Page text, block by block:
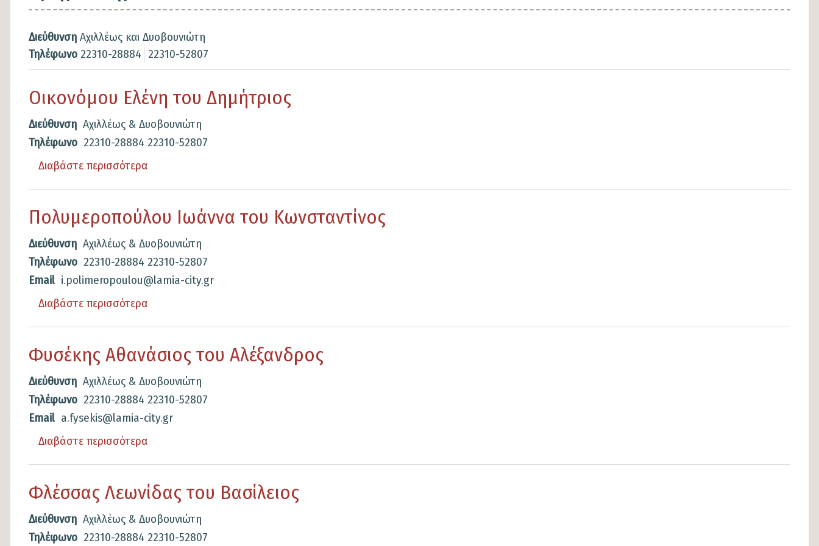
Διεύθυνση Αχιλλέως και Δυοβουνιώτη
Τηλέφωνο 22310-28884 22310-52807
Οικονόμου Ελένη του Δημήτριος
Διεύθυνση Αχιλλέως & Δυοβουνιώτη
Τηλέφωνο 22310-28884 22310-52807
Διαβάστε περισσότερα
Ελένη
του
Δημήτριος
Πολυμεροπούλου Ιωάννα του Κωνσταντίνος
Διεύθυνση Αχιλλέως & Δυοβουνιώτη
Τηλέφωνο 22310-28884 22310-52807
Email i.polimeropoulou@lamia-city.gr
Διαβάστε περισσότερα
Ιωάννα
του
Κωνσταντίνος
Φυσέκης Αθανάσιος του Αλέξανδρος
Διεύθυνση Αχιλλέως & Δυοβουνιώτη
Τηλέφωνο 22310-28884 22310-52807
Email a.fysekis@lamia-city.gr
Διαβάστε περισσότερα
Αθανάσιος
του
Αλέξανδρος
Φλέσσας Λεωνίδας του Βασίλειος
Διεύθυνση Αχιλλέως & Δυοβουνιώτη
Τηλέφωνο 22310-28884 22310-52807